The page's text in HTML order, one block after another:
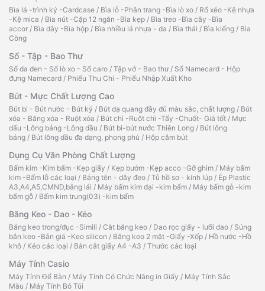
Bìa lá -trình ký -Cardcase / Bìa lỗ -Phân trang -Bìa lò xo / Rổ xéo -Kệ nhựa
-Kệ mica / Bìa nút -Cặp 12 ngăn -Bìa kẹp / Bìa treo -Bìa cây -Bìa
accor / Bìa dây -Bìa hộp / Bìa nhiều lá nhựa - da / Bìa thái / Bìa kiếng / Bìa
Còng
Sổ - Tập - Bao Thư
Sổ da đen - Sổ lò xo - Sổ caro / Tập vở - Bao thư/ Sổ Namecard - Hộp
đựng Namecard / Phiếu Thu Chi - Phiếu Nhập Xuất Kho
Bút - Mực Chất Lượng Cao
Bút bi - Bút nước - Bút ký / Bút dạ quang đầy đủ màu sắc, chất lượng / Bút
xóa - Băng xóa - Ruột xóa / Bút chì -Ruột chì -Tẩy -Chuốt- Giá tốt / Mực
dấu -Lông bảng -Lông dầu / Bút bi-bút nước Thiên Long / Bút lông
bảng / Bút lông dầu đa dạng, phong phú / Hộp cắm bút
Dụng Cụ Văn Phòng Chất Lượng
Bấm kim -Kim bấm -Kẹp giấy / Kẹp bướm -Kẹp acco -Gỡ ghim / Máy bấm
kim -Bấm lỗ các loại / Bảng tên - dây đeo / Tủ hồ sơ - kính lúp / Ép Plastic
A3,A4,A5,CMND,bằng lái / Máy bấm kim đại -kim bấm / Máy bấm gỗ -kim
bấm gỗ / Bấm kim trung(03) -kim bấm
Băng Keo - Dao - Kéo
Băng keo trong/đục -Simili / Cắt băng keo / Dao rọc giấy - lưỡi dao / Súng
bắn keo -Bắn giá -Keo silicon / Băng keo 2 mặt -Giấy -Xốp / Hồ nước -Hồ
khô / Kéo các loại / Bàn cắt giấy A4 -A3 / Thước các loại
Máy Tính Casio
Máy Tính Để Bàn / Máy Tính Có Chức Năng in Giấy / Máy Tính Sắc
Màu / Máy Tính Bỏ Túi